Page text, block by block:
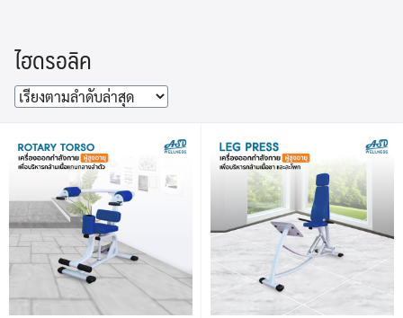
content
ไฮดรอลิค